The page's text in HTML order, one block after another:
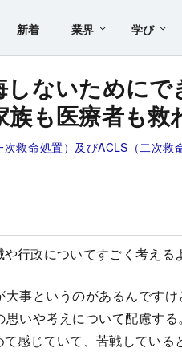
新着 業界 学び
しないためにで
も医療者も救
救命処置）及びACLS（二次
行政についてすごく考える
大事というのがあるんです
思いや考えについて配慮す
感じていて、苦戦している